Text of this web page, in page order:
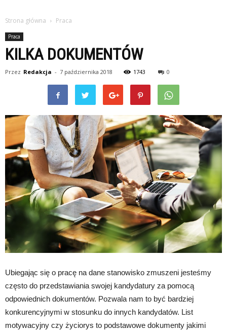
Strona główna Praca
Praca
KILKA DOKUMENTÓW
Przez Redakcja - 7 października 2018 1743 0
Ubiegając się o pracę na dane stanowisko zmuszeni jesteśmy
często do przedstawiania swojej kandydatury za pomocą
odpowiednich dokumentów. Pozwala nam to być bardziej
konkurencyjnymi w stosunku do innych kandydatów. List
motywacyjny czy życiorys to podstawowe dokumenty jakimi